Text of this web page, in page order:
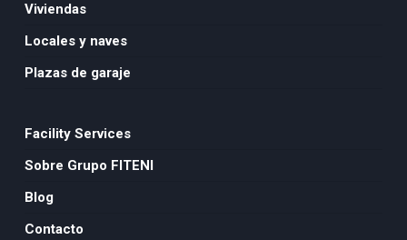
Viviendas
Locales y naves
Plazas de garaje
Facility Services
Sobre Grupo FITENI
Blog
Contacto